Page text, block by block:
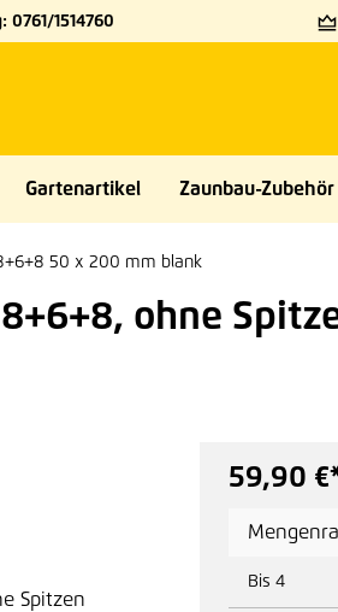
0761/1514760
Gartenartikel Zaunbau-Zubehör
50 x 200 mm blank
ohne
59,90
Bis 4